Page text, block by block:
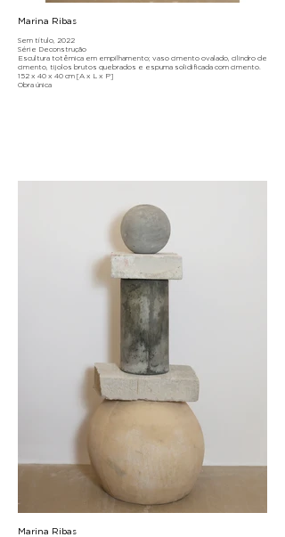
Marina Ribas
Sem título, 2022
Série Deconstrução
Escultura totêmica em empilhamento; vaso cimento ovalado, cilindro de
cimento, tijolos brutos quebrados e espuma solidificada com cimento.
152 x 40 x 40 cm [A x L x P]
Obra única
Marina Ribas